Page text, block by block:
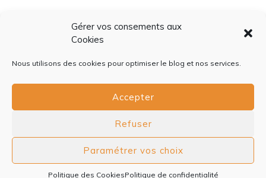
Gérer vos consements aux
Cookies
Nous utilisons des cookies pour optimiser le blog et nos services.
Accepter
Refuser
Paramétrer vos choix
Politique des CookiesPolitique de confidentialité
10 Rue Chèvre d'Autreville, 94320 Thiais
© Copyright 2026 Quotidiet . Tous droits réservés.
PinIt | Développé ByBlossom Themes.Propulsé par
WordPress.Politique de confidentialité
CONFIDENTIALITÉ